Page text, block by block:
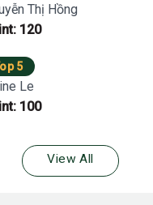
Thị Hồng
120
5
Le
100
View All